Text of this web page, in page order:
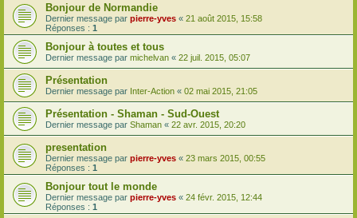
Bonjour de Normandie
Dernier message par pierre-yves « 21 août 2015, 15:58
Réponses : 1
Bonjour à toutes et tous
Dernier message par michelvan « 22 juil. 2015, 05:07
Présentation
Dernier message par Inter-Action « 02 mai 2015, 21:05
Présentation - Shaman - Sud-Ouest
Dernier message par Shaman « 22 avr. 2015, 20:20
presentation
Dernier message par pierre-yves « 23 mars 2015, 00:55
Réponses : 1
Bonjour tout le monde
Dernier message par pierre-yves « 24 févr. 2015, 12:44
Réponses : 1